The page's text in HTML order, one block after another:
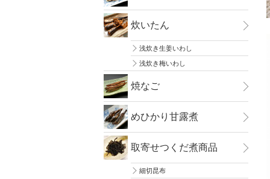
炊いたん
浅炊き生姜いわし
浅炊き梅いわし
焼なご
めひかり甘露煮
取寄せつくだ煮商品
細切昆布